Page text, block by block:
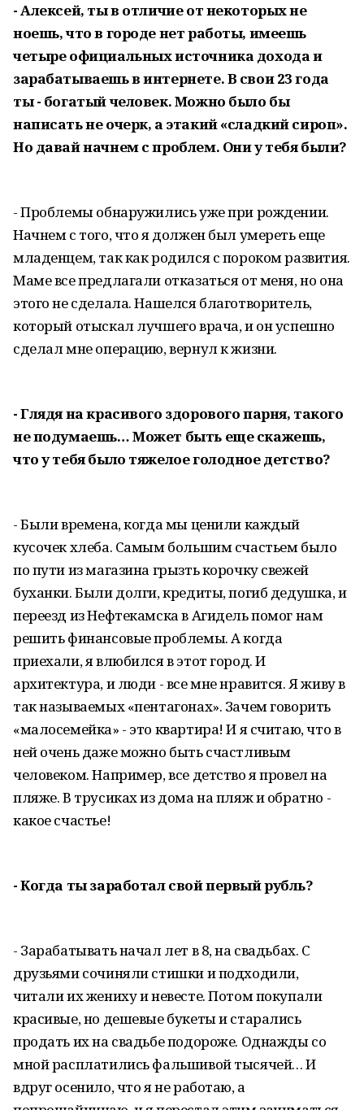
- Алексей, ты в отличие от некоторых не
ноешь, что в городе нет работы, имеешь
четыре официальных источника дохода и
зарабатываешь в интернете. В свои 23 года
ты - богатый человек. Можно было бы
написать не очерк, а этакий «сладкий сироп».
Но давай начнем с проблем. Они у тебя были?
- Проблемы обнаружились уже при рождении.
Начнем с того, что я должен был умереть еще
младенцем, так как родился с пороком развития.
Маме все предлагали отказаться от меня, но она
этого не сделала. Нашелся благотворитель,
который отыскал лучшего врача, и он успешно
сделал мне операцию, вернул к жизни.
- Глядя на красивого здорового парня, такого
не подумаешь… Может быть еще скажешь,
что у тебя было тяжелое голодное детство?
- Были времена, когда мы ценили каждый
кусочек хлеба. Самым большим счастьем было
по пути из магазина грызть корочку свежей
буханки. Были долги, кредиты, погиб дедушка, и
переезд из Нефтекамска в Агидель помог нам
решить финансовые проблемы. А когда
приехали, я влюбился в этот город. И
архитектура, и люди - все мне нравится. Я живу в
так называемых «пентагонах». Зачем говорить
«малосемейка» - это квартира! И я считаю, что в
ней очень даже можно быть счастливым
человеком. Например, все детство я провел на
пляже. В трусиках из дома на пляж и обратно -
какое счастье!
- Когда ты заработал свой первый рубль?
- Зарабатывать начал лет в 8, на свадьбах. С
друзьями сочиняли стишки и подходили,
читали их жениху и невесте. Потом покупали
красивые, но дешевые букеты и старались
продать их на свадьбе подороже. Однажды со
мной расплатились фальшивой тысячей… И
вдруг осенило, что я не работаю, а